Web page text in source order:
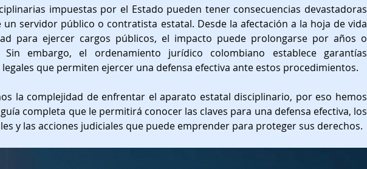
Asesoría Estratégica Servicios Públicos Derecho Civil Contratos
Sucesiones Propiedad Intelectual Defensa disciplinaria
Derecho disciplinario Servidores públicos Responsabilidad Civil
impuestas por el Estado pueden tener consecuencias devastadoras
un servidor público o contratista estatal. Desde la afectación a la hoja de vida
para ejercer cargos públicos, el impacto puede prolongarse por años o
Sin embargo, el ordenamiento jurídico colombiano establece garantías
que permiten ejercer una defensa efectiva ante estos procedimientos.
la complejidad de enfrentar el aparato estatal disciplinario, por eso hemos
completa que le permitirá conocer las claves para una defensa efectiva, los
y las acciones judiciales que puede emprender para proteger sus derechos.